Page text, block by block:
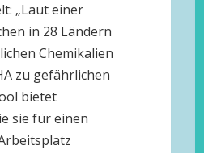
„Laut einer
in 28 Ländern
Chemikalien
zu gefährlichen
bietet
sie für einen